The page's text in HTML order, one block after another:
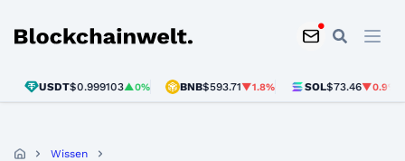
Blockchainwelt
USDT$0.999103▲0% BNB$593.71▼1.8% SOL$73.46▼0.9%
Wissen